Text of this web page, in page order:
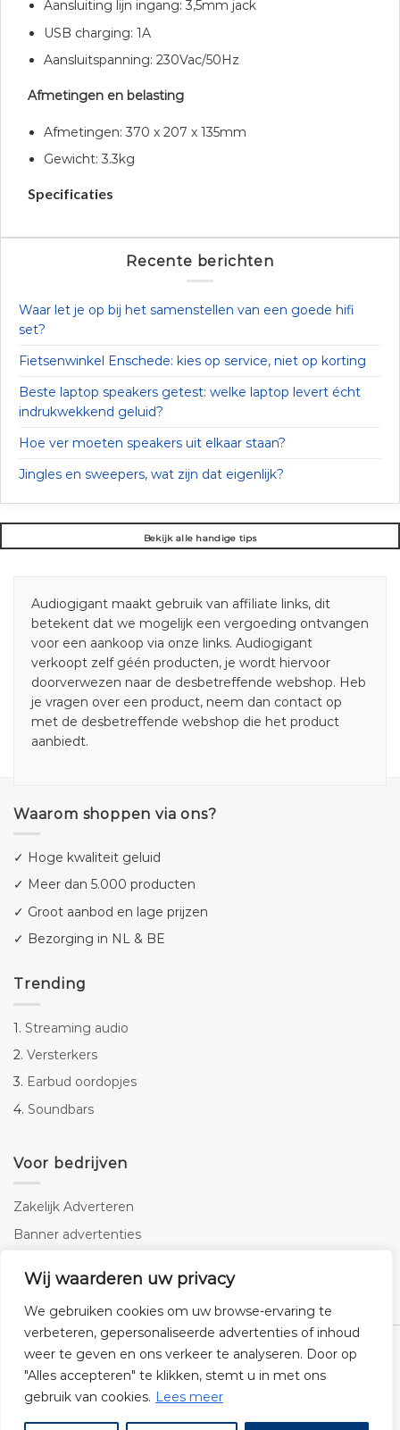
Wij waarderen uw privacy
We gebruiken cookies om uw browse-ervaring te
verbeteren, gepersonaliseerde advertenties of inhoud
weer te geven en ons verkeer te analyseren. Door op
"Alles accepteren" te klikken, stemt u in met ons
gebruik van cookies. Lees meer
Aansluiting lijn ingang: 3,5mm jack
USB charging: 1A
Aansluitspanning: 230Vac/50Hz
Afmetingen en belasting
Afmetingen: 370 x 207 x 135mm
Gewicht: 3.3kg
Specificaties
Recente berichten
Waar let je op bij het samenstellen van een goede hifi
set?
Fietsenwinkel Enschede: kies op service, niet op korting
Beste laptop speakers getest: welke laptop levert écht
indrukwekkend geluid?
Hoe ver moeten speakers uit elkaar staan?
Jingles en sweepers, wat zijn dat eigenlijk?
Bekijk alle handige tips
Audiogigant maakt gebruik van affiliate links, dit
betekent dat we mogelijk een vergoeding ontvangen
voor een aankoop via onze links. Audiogigant
verkoopt zelf géén producten, je wordt hiervoor
doorverwezen naar de desbetreffende webshop. Heb
je vragen over een product, neem dan contact op
met de desbetreffende webshop die het product
aanbiedt.
Waarom shoppen via ons?
✓ Hoge kwaliteit geluid
✓ Meer dan 5.000 producten
✓ Groot aanbod en lage prijzen
✓ Bezorging in NL & BE
Trending
1. Streaming audio
2. Versterkers
3. Earbud oordopjes
4. Soundbars
Voor bedrijven
Zakelijk Adverteren
Banner advertenties
SEO copywriting